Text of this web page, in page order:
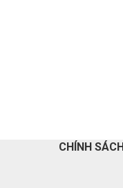
CHÍNH SÁCH